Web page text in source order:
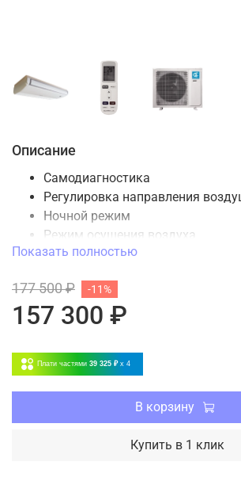
Описание
Самодиагностика
Регулировка направления
Ночной режим
Режим осушения воздуха
Таймер включения / выключения
Система против образования
Режим вентиляции
Показать полностью
177 500 ₽
157 300 ₽
-11%
Плати частями 39 325 ₽ x 4
В корзину
Купить в 1 клик